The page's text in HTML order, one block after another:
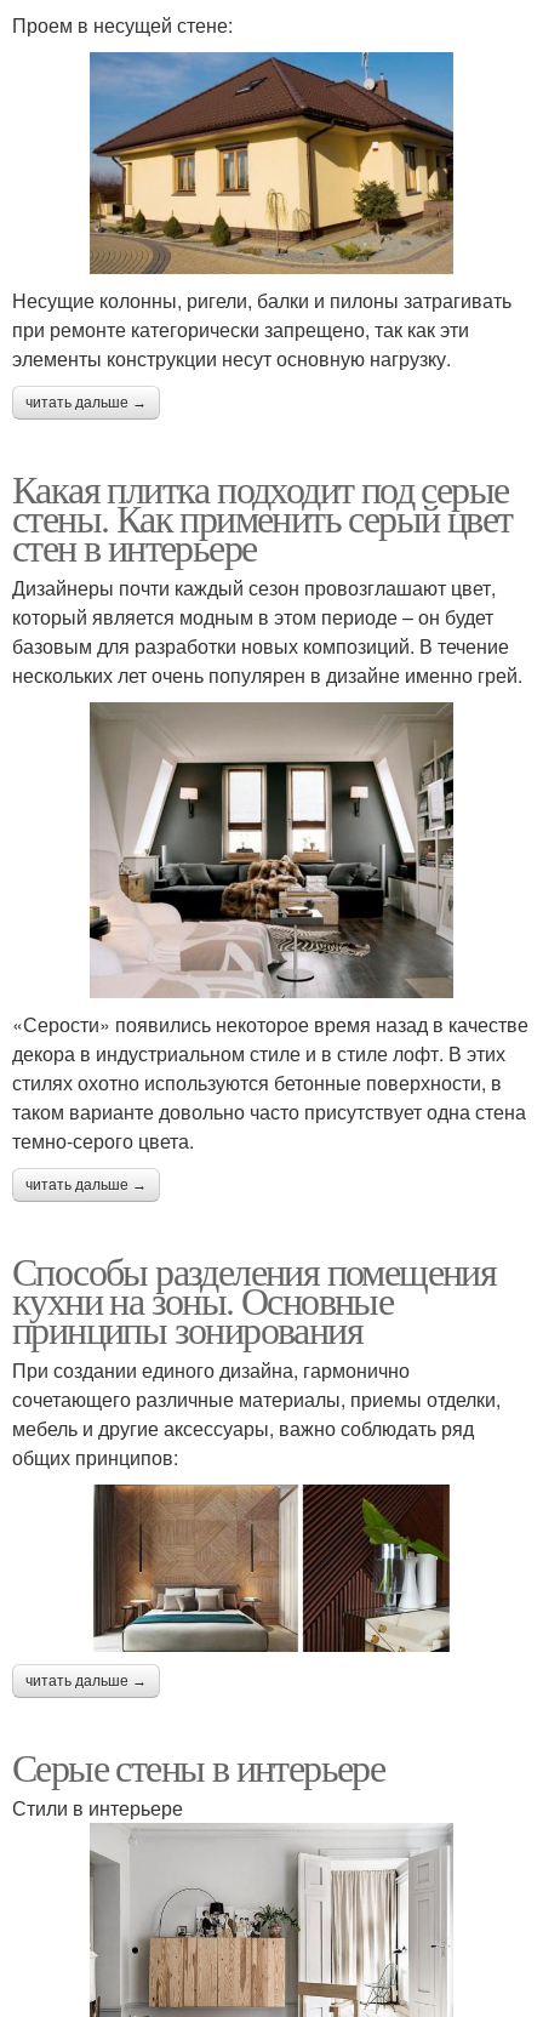
Проем в несущей стене:
Несущие колонны, ригели, балки и пилоны затрагивать
при ремонте категорически запрещено, так как эти
элементы конструкции несут основную нагрузку.
читать дальше →
Какая плитка подходит под серые
стены. Как применить серый цвет
стен в интерьере
Дизайнеры почти каждый сезон провозглашают цвет,
который является модным в этом периоде – он будет
базовым для разработки новых композиций. В течение
нескольких лет очень популярен в дизайне именно грей.
«Серости» появились некоторое время назад в качестве
декора в индустриальном стиле и в стиле лофт. В этих
стилях охотно используются бетонные поверхности, в
таком варианте довольно часто присутствует одна стена
темно-серого цвета.
читать дальше →
Способы разделения помещения
кухни на зоны. Основные
принципы зонирования
При создании единого дизайна, гармонично
сочетающего различные материалы, приемы отделки,
мебель и другие аксессуары, важно соблюдать ряд
общих принципов:
читать дальше →
Серые стены в интерьере
Стили в интерьере